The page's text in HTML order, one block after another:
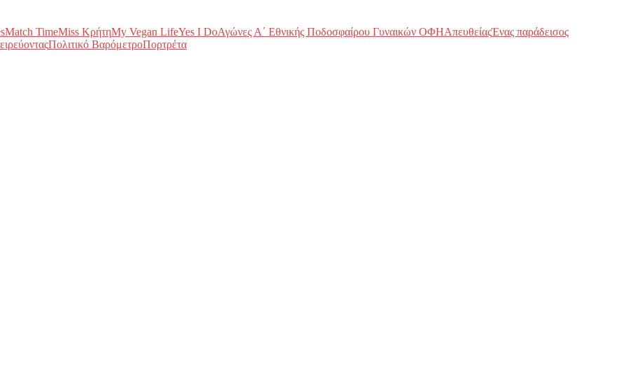
Match TimeMiss ΚρήτηMy Vegan LifeYes I DoΑγώνες Α΄ Εθνικής Ποδοσφαίρου Γυναικών ΟΦΗΑπευθείαςΈνας παράδεισος
Πολιτικό ΒαρόμετροΠορτρέτα